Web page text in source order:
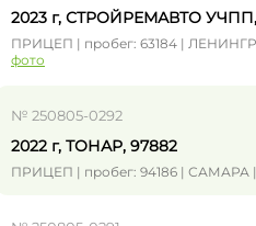
2023 г, СТРОЙРЕМАВТО
ПРИЦЕП | пробег: 63184 |
фото
№ 250805-0292
2022 г, ТОНАР, 97882
ПРИЦЕП | пробег: 94186 | САМАРА |